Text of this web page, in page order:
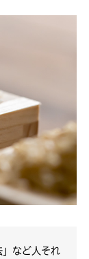
」など人それ